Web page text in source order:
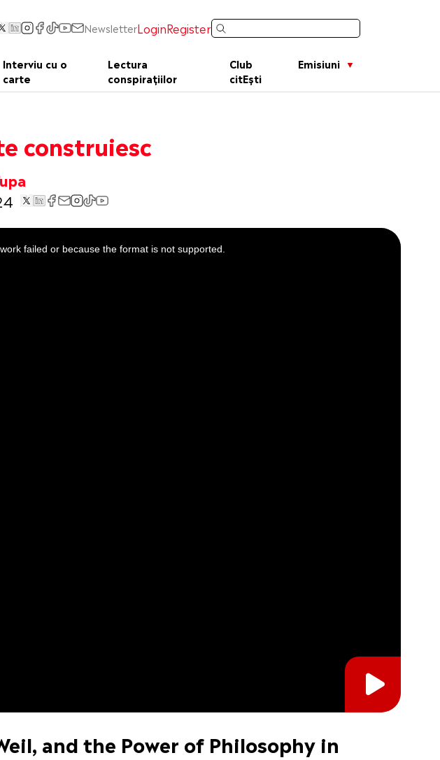
NewsletterLoginRegister
Interviu cu o
carte
Lectura
conspirațiilor
Club
citEști
Emisiuni
construiesc
failed or because the format is not supported.
and the Power of Philosophy in